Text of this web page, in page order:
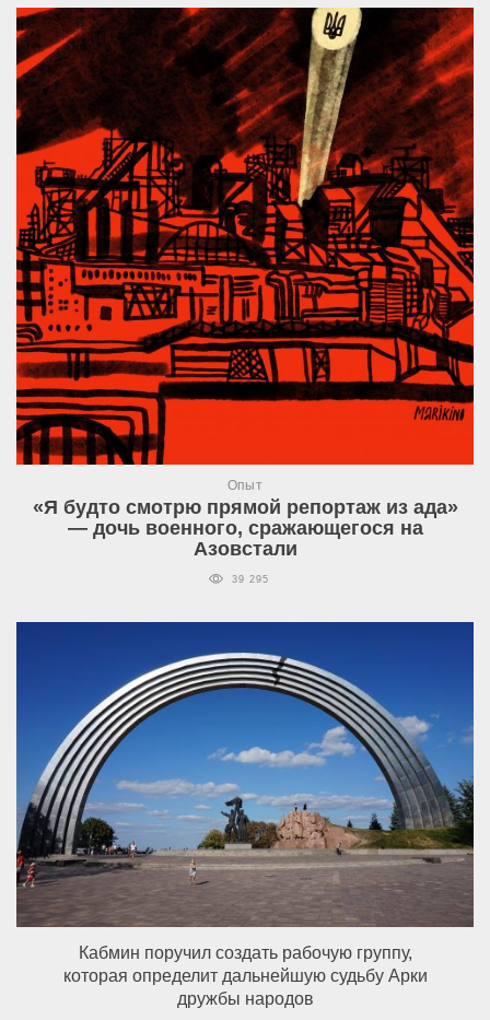
Опыт
«Я будто смотрю прямой репортаж из ада»
— дочь военного, сражающегося на
Азовстали
39 295
Кабмин поручил создать рабочую группу,
которая определит дальнейшую судьбу Арки
дружбы народов